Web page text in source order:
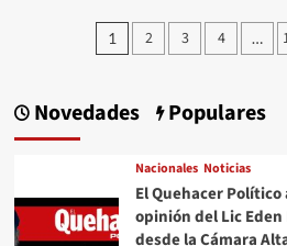
Quehacer
Político
Alberto
Prado
discordia,
el
Papa
Paginación
entradas
1 2 3 4 …
Novedades Populares
Nacionales Noticias
El Quehacer
opinión del Lic Eden
desde la Cámara